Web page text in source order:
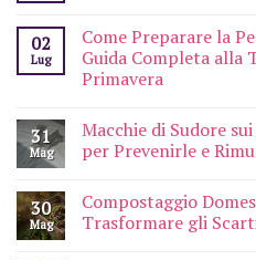
02
Lug
Come Preparare la
Guida Completa alla
Primavera
31
Mag
Macchie di Sudore
per Prevenirle e
30
Mag
Compostaggio
Trasformare gli